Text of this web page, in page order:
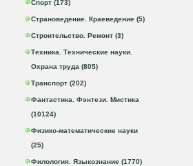
Спорт (173)
Страноведение. Краеведение (5)
Строительство. Ремонт (3)
Техника. Технические науки.
Охрана труда (805)
Транспорт (202)
Фантастика. Фэнтези. Мистика
(10124)
Физико-математические науки
(25)
Филология. Языкознание (1770)